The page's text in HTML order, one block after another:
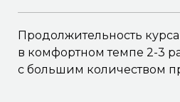
Продолжительность
в комфортном темпе 2-3
с большим количеством